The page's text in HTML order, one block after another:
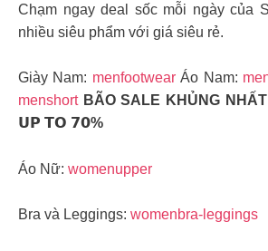
Chạm ngay deal sốc mỗi ngày của
nhiều siêu phẩm với giá siêu rẻ.
Giày Nam: menfootwearÁo Nam:
menshort BÃO SALE KHỦNG
𝗨𝗣 𝗧𝗢 𝟳𝟬%
Áo Nữ: womenupper
Bra và Leggings: womenbra-leggings